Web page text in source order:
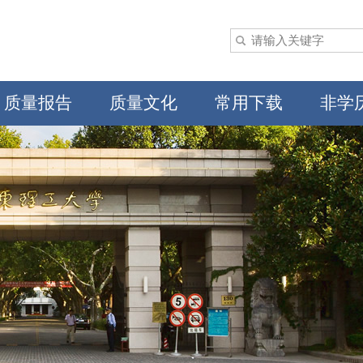
质量报告 质量文化 常用下载 非学